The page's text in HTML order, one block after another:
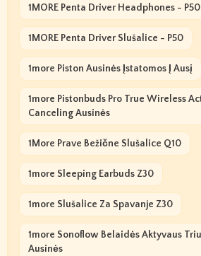
1MORE Penta Driver Headphones - P50
1MORE Penta Driver Slušalice - P50
1more Piston Ausinės Įstatomos Į Ausį
1more Pistonbuds Pro True Wireless
Canceling Ausinės
1More Prave Bežične Slušalice Q10
1more Sleeping Earbuds Z30
1more Slušalice Za Spavanje Z30
1more Sonoflow Belaidės Aktyvaus
Ausinės